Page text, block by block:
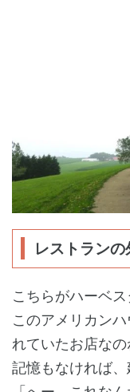
レストランの
こちらがハーベ
このアメリカン
れていたお店な
記憶もなければ、